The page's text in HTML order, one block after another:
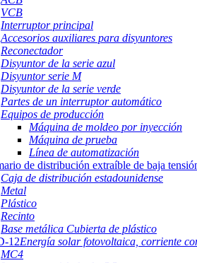
VCB
Interruptor principal
Accesorios auxiliares para disyuntores
Reconectador
Disyuntor de la serie azul
Disyuntor serie M
Disyuntor de la serie verde
Partes de un interruptor automático
Equipos de producción
Máquina de moldeo por inyección
Máquina de prueba
Línea de automatización
Caja de distribución estadounidense
Metal
Plástico
Recinto
Base metálica Cubierta de plástico
Energía solar fotovoltaica, corriente
MC4